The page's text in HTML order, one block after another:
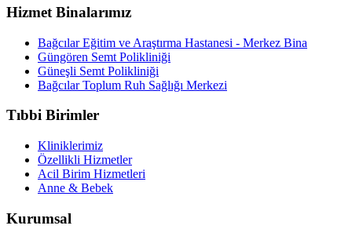
Hizmet Binalarımız
Bağcılar Eğitim ve Araştırma Hastanesi - Merkez Bina
Güngören Semt Polikliniği
Güneşli Semt Polikliniği
Bağcılar Toplum Ruh Sağlığı Merkezi
Tıbbi Birimler
Kliniklerimiz
Özellikli Hizmetler
Acil Birim Hizmetleri
Anne & Bebek
Kurumsal